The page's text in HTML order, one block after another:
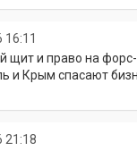
16:11
щит и право на
и Крым спасают
21:18